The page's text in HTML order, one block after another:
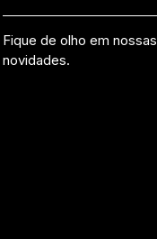
Fique de olho em nossas
novidades.